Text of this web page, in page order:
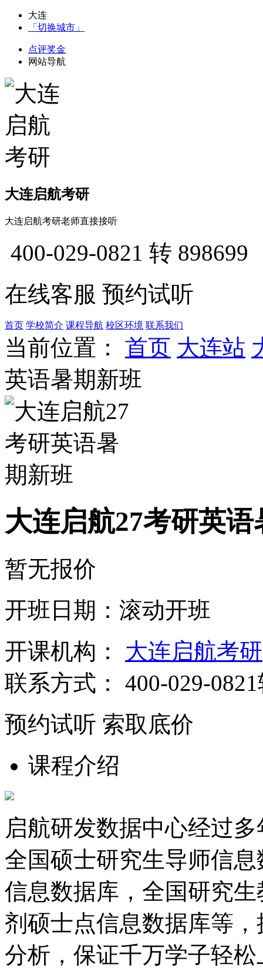
大连
「切换城市」
点评奖金
网站导航
大连启航考研
大连启航考研老师直接接听
400-029-0821 转 898699
在线客服 预约试听
首页 学校简介 课程导航 校区环境 联系我们
当前位置： 首页 大连站
英语暑期新班
大连启航27考研英
暂无报价
开班日期：滚动开班
开课机构：
大连启航考研
联系方式：
400-029-
预约试听 索取底价
课程介绍
启航研发数据中心经过
全国硕士研究生导师信
信息数据库，全国研究
剂硕士点信息数据库等
分析，保证千万学子轻